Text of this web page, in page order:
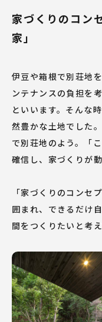
家づくりのコン
家」
伊豆や箱根で別荘地
ンテナンスの負担を
といいます。そんな
然豊かな土地でした
で別荘地のよう。「
確信し、家づくりが
「家づくりのコンセ
囲まれ、できるだけ
間をつくりたいと考